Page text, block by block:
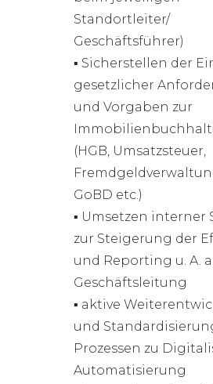
Standortleiter/
Geschäftsführer)
▪ Sicherstellen der
gesetzlicher
und Vorgaben zur
(HGB, Umsatzsteuer,
GoBD etc.)
▪ Umsetzen interner
zur Steigerung der
und Reporting u. A.
Geschäftsleitung
▪ aktive
und
Prozessen zu
Automatisierung